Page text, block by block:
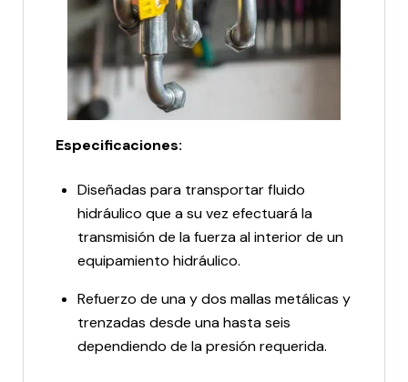
Especificaciones:
Diseñadas para transportar fluido
hidráulico que a su vez efectuará la
transmisión de la fuerza al interior de un
equipamiento hidráulico.
Refuerzo de una y dos mallas metálicas y
trenzadas desde una hasta seis
dependiendo de la presión requerida.